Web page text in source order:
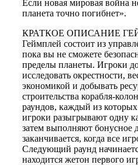
Если новая мировая война
планета точно погибнет».
КРАТКОЕ ОПИСАНИЕ
Геймплей состоит из
пока вы не сможете
пределы планеты. Игроки
исследовать окрестности,
экономикой и добывать
строительства корабля-
раундов, каждый из
игроки разыгрывают одну
затем выполняют бонусное
заканчивается, когда все
Следующий раунд
находится жетон первого